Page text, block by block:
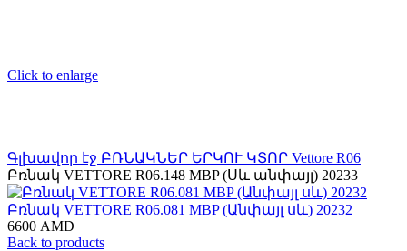
Click to enlarge
Գլխավոր էջ ԲՌՆԱԿՆԵՐ ԵՐԿՈՒ ԿՏՈՐ Vettore R06
Բռնակ VЕTTORE R06.148 MBP (Սև անփայլ) 20233
Բռնակ VЕTTORE R06.081 MBP (Անփայլ սև) 20232
6600 AMD
Back to products